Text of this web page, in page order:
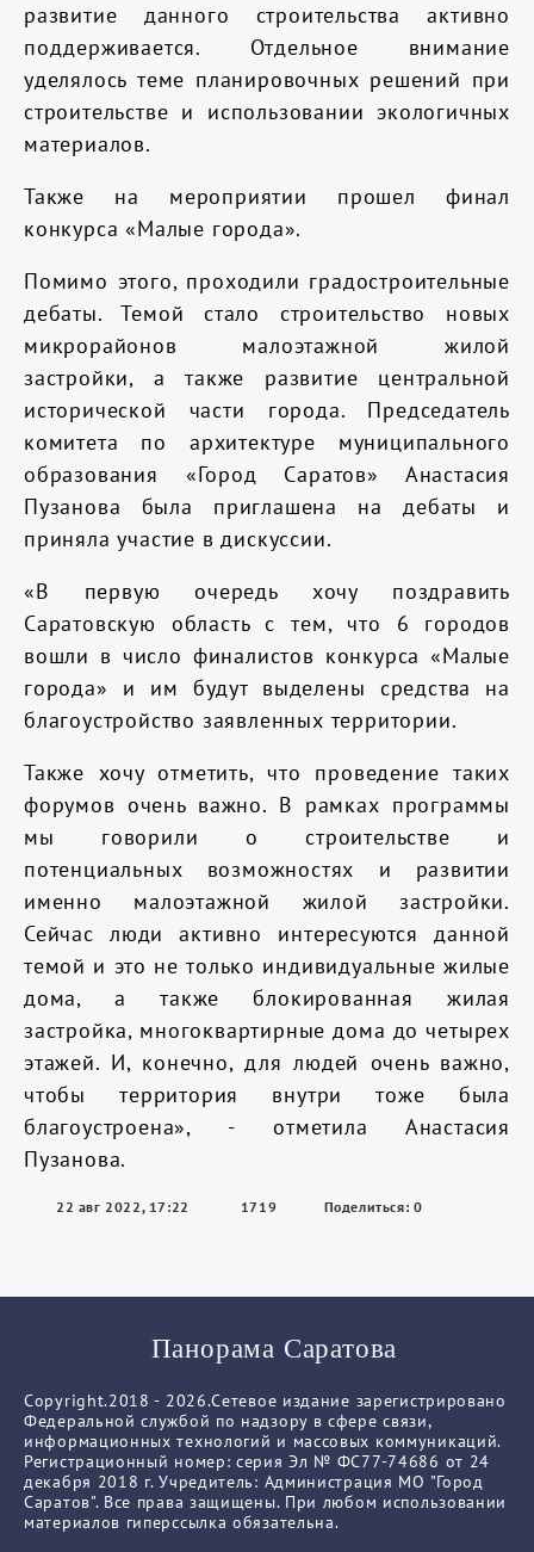
развитие данного строительства активно
поддерживается. Отдельное внимание
уделялось теме планировочных решений при
строительстве и использовании экологичных
материалов.
Также на мероприятии прошел финал
конкурса «Малые города».
Помимо этого, проходили градостроительные
дебаты. Темой стало строительство новых
микрорайонов малоэтажной жилой
застройки, а также развитие центральной
исторической части города. Председатель
комитета по архитектуре муниципального
образования «Город Саратов» Анастасия
Пузанова была приглашена на дебаты и
приняла участие в дискуссии.
«В первую очередь хочу поздравить
Саратовскую область с тем, что 6 городов
вошли в число финалистов конкурса «Малые
города» и им будут выделены средства на
благоустройство заявленных территории.
Также хочу отметить, что проведение таких
форумов очень важно. В рамках программы
мы говорили о строительстве и
потенциальных возможностях и развитии
именно малоэтажной жилой застройки.
Сейчас люди активно интересуются данной
темой и это не только индивидуальные жилые
дома, а также блокированная жилая
застройка, многоквартирные дома до четырех
этажей. И, конечно, для людей очень важно,
чтобы территория внутри тоже была
благоустроена», - отметила Анастасия
Пузанова.
22 авг 2022, 17:22 1719 Поделиться: 0
Панорама Саратова
Copyright.2018 - 2026.Сетевое издание зарегистрировано
Федеральной службой по надзору в сфере связи,
информационных технологий и массовых коммуникаций.
Регистрационный номер: серия Эл № ФС77-74686 от 24
декабря 2018 г. Учредитель: Администрация МО "Город
Саратов". Все права защищены. При любом использовании
материалов гиперссылка обязательна.